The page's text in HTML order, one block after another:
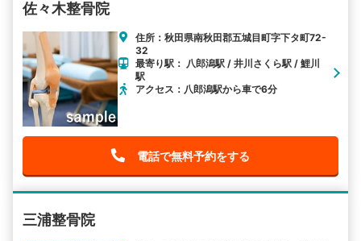
佐々木整骨院
住所：秋田県南秋田郡五城目町字下タ町72-
32
最寄り駅： 八郎潟駅 / 井川さくら駅 / 鯉川
駅
アクセス：八郎潟駅から車で6分
電話で無料予約をする
三浦整骨院